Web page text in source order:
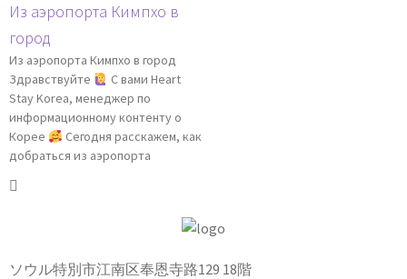
Из аэропорта Кимпхо в
город
Из аэропорта Кимпхо в город
Здравствуйте
С вами Heart
Stay Korea, менеджер по
информационному контенту о
Корее
Сегодня расскажем, как
добраться из аэропорта
ソウル特別市江南区奉恩寺路129 18階